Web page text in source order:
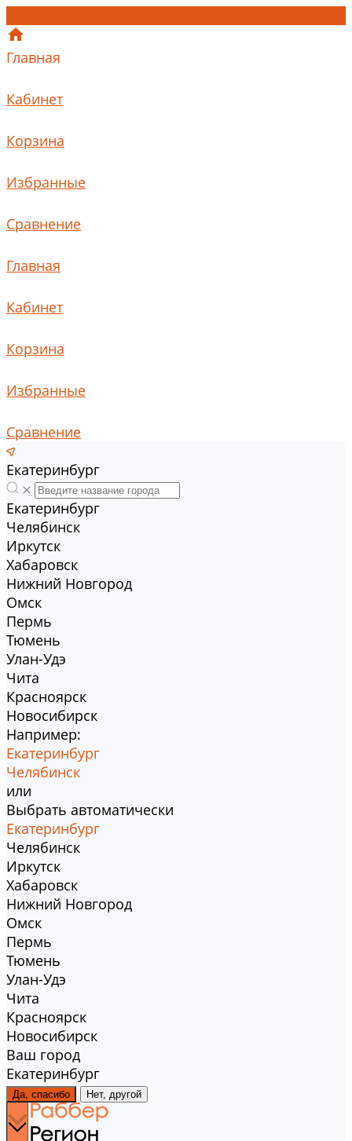
Главная
Кабинет
Корзина
Избранные
Сравнение
Главная
Кабинет
Корзина
Избранные
Сравнение
Екатеринбург
Екатеринбург
Челябинск
Иркутск
Хабаровск
Нижний Новгород
Омск
Пермь
Тюмень
Улан-Удэ
Чита
Красноярск
Новосибирск
Например:
Екатеринбург
Челябинск
или
Выбрать автоматически
Екатеринбург
Челябинск
Иркутск
Хабаровск
Нижний Новгород
Омск
Пермь
Тюмень
Улан-Удэ
Чита
Красноярск
Новосибирск
Ваш город
Екатеринбург
Да, спасибо Нет, другой